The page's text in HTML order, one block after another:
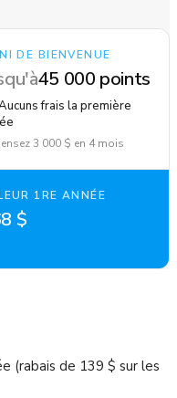
DE BIENVENUE
45 000 points
frais la première
3 000 $ en 4 mois
1RE ANNÉE
$
(rabais de 139 $ sur les